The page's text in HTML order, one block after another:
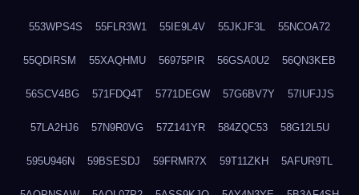
553WPS4S 55FLR3W1 55IE9L4V 55JKJF3L 55NCOA72
55QDIRSM 55XAQHMU 56975PIR 56GSA0U2 56QN3KEB
56SCV4BG 571FDQ4T 5771DEGW 57G6BV7Y 57IUFJJS
57LA2HJ6 57N9R0VG 57Z141YR 584ZQC53 58G12L5U
595U946N 59BSESDJ 59FRMR7X 59T11ZKH 5AFUR9TL